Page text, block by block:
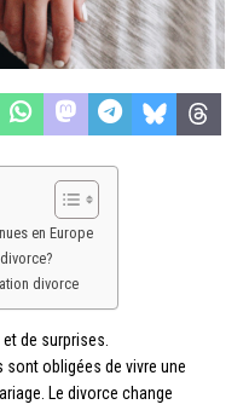
en Europe
divorce
de surprises.
sont obligées de vivre une
Le divorce change